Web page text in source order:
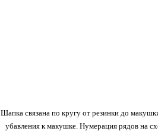
Шапка связана по кругу от резинки до
убавления к макушке. Нумерация рядов на